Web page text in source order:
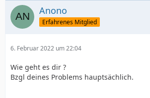
Anono
Erfahrenes Mitglied
6. Februar 2022 um 22:04
Wie geht es dir ?
Bzgl deines Problems hauptsächlich.